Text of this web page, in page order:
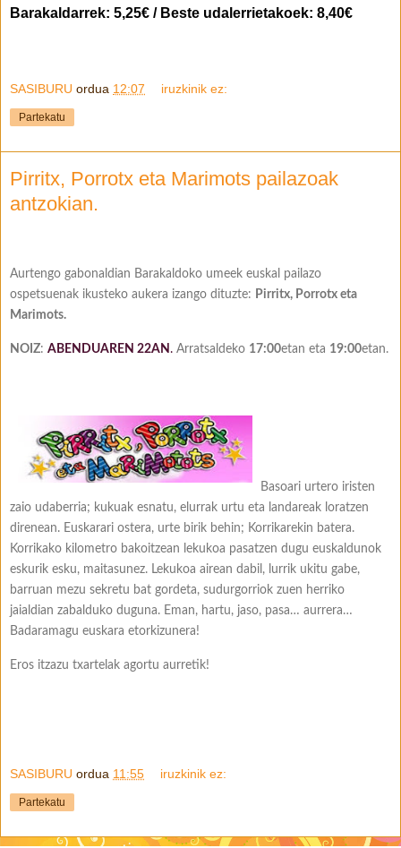
Barakaldarrek: 5,25€ / Beste udalerrietakoek: 8,40€
SASIBURU ordua 12:07 iruzkinik ez:
Partekatu
Pirritx, Porrotx eta Marimots pailazoak
antzokian.
Aurtengo gabonaldian Barakaldoko umeek euskal pailazo
ospetsuenak ikusteko aukera izango dituzte: Pirritx, Porrotx eta
Marimots.
NOIZ: ABENDUAREN 22AN . Arratsaldeko 17:00etan eta 19:00etan.
Basoari urtero iristen
zaio udaberria; kukuak esnatu, elurrak urtu eta landareak loratzen
direnean. Euskarari ostera, urte birik behin; Korrikarekin batera.
Korrikako kilometro bakoitzean lekukoa pasatzen dugu euskaldunok
eskurik esku, maitasunez. Lekukoa airean dabil, lurrik ukitu gabe,
barruan mezu sekretu bat gordeta, sudurgorriok zuen herriko
jaialdian zabalduko duguna. Eman, hartu, jaso, pasa… aurrera…
Badaramagu euskara etorkizunera!
Eros itzazu txartelak agortu aurretik!
SASIBURU ordua 11:55 iruzkinik ez:
Partekatu